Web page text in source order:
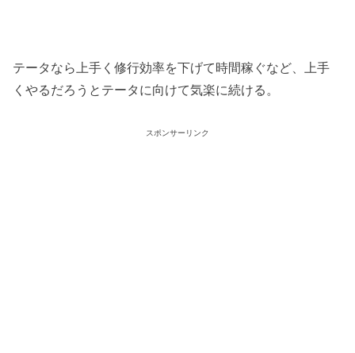
テータなら上手く修行効率を下げて時間稼ぐなど、上手
くやるだろうとテータに向けて気楽に続ける。
スポンサーリンク